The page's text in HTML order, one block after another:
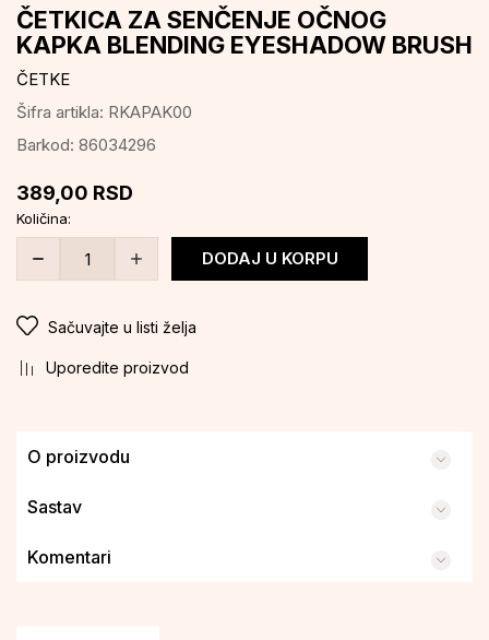
ČETKICA ZA SENČENJE OČNOG
KAPKA BLENDING EYESHADOW BRUSH
ČETKE
Šifra artikla: RKAPAK00
Barkod: 86034296
389,00 RSD
Količina:
DODAJ U KORPU
Sačuvajte u listi želja
Uporedite proizvod
O proizvodu
Sastav
Komentari